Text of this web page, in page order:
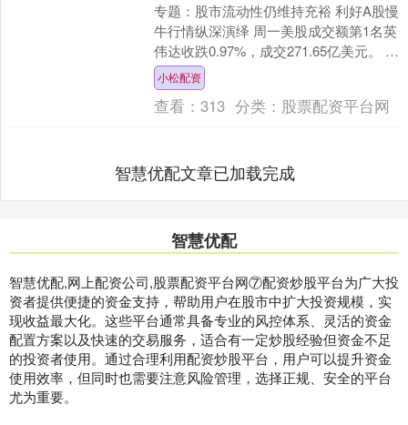
专题：股市流动性仍维持充裕 利好A股慢
牛行情纵深演绎 周一美股成交额第1名英
伟达收跌0.97%，成交271.65亿美元。 第
2名Palantir收高7.85%，....
小松配资
查看：313 分类： 股票配资平台网
智慧优配文章已加载完成
智慧优配
智慧优配,网上配资公司,股票配资平台网⑦配资炒股平台为广大投
资者提供便捷的资金支持，帮助用户在股市中扩大投资规模，实
现收益最大化。这些平台通常具备专业的风控体系、灵活的资金
配置方案以及快速的交易服务，适合有一定炒股经验但资金不足
的投资者使用。通过合理利用配资炒股平台，用户可以提升资金
使用效率，但同时也需要注意风险管理，选择正规、安全的平台
尤为重要。